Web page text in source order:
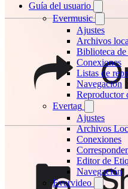
Guía del usuario
Evermusic
Ajustes
Archivos
Biblioteca de
Conexiones
Listas de
Navegación
Reproductor
Evertag
Ajustes
Archivos
Conexiones
Editor de
Navegación
Evervideo